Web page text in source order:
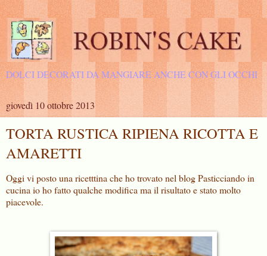
DOLCI DECORATI DA MANGIARE ANCHE CON GLI OCCHI
giovedì 10 ottobre 2013
TORTA RUSTICA RIPIENA RICOTTA E
AMARETTI
Oggi vi posto una ricetttina che ho trovato nel blog Pasticciando in
cucina io ho fatto qualche modifica ma il risultato e stato molto
piacevole.